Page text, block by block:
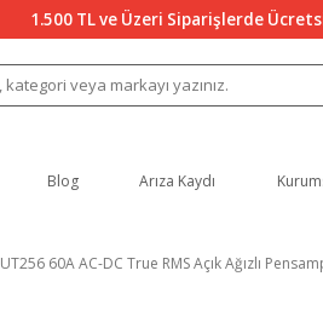
1.500 TL ve Üzeri Siparişlerde
Blog Arıza Kaydı
60A AC-DC True RMS Açık Ağızlı